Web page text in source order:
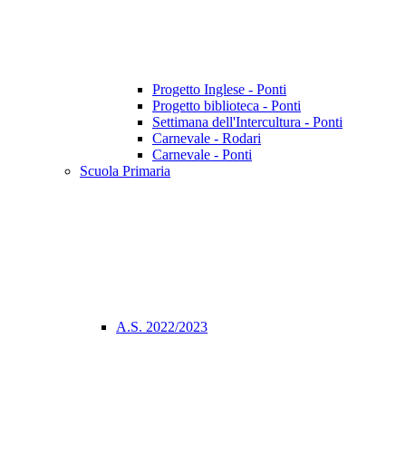
Progetto Inglese - Ponti
Progetto biblioteca - Ponti
Settimana dell'Intercultura - Ponti
Carnevale - Rodari
Carnevale - Ponti
Scuola Primaria
A.S. 2022/2023